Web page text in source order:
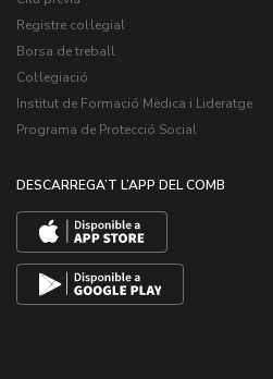
Registre col·legial
Borsa de treball
Col·legiació
Institut de Formació Mèdica i Lideratge
Programa de Protecció Social
DESCARREGA’T L’APP DEL COMB